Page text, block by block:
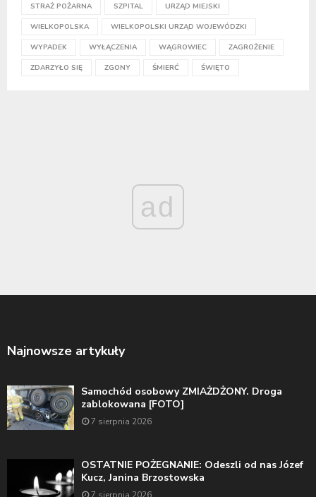
STRAŻ POŻARNA SZPITAL URZĄD MIEJSKI
WIELKOPOLSKA WIELKOPOLSKI URZĄD WOJEWÓDZKI
WYPADEK WYŁĄCZENIA WĄGROWIEC ZAGROŻENIE
ZDARZYŁO SIĘ ZGONY ŚMIERĆ ŚWIĘTO
ad
Najnowsze artykuły
Samochód osobowy ZMIAŻDŻONY. Droga
zablokowana [FOTO]
7 sierpnia 2026
OSTATNIE POŻEGNANIE: Odeszli od nas Józef
Kucz, Janina Brzostowska